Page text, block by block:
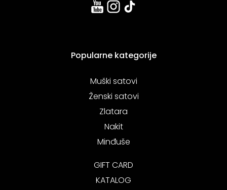
Popularne kategorije
Muški satovi
Ženski satovi
Zlatara
Nakit
Minđuše
GIFT CARD
KATALOG